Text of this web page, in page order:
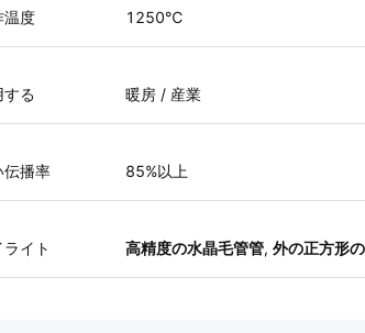
温度 1250℃
する 暖房 / 産業
伝播率 85%以上
イト 高精度の水晶毛管管, 外の正方形